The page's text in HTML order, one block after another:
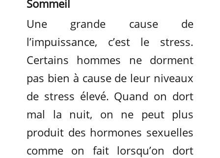
Sommeil
Une grande cause de
l’impuissance, c’est le stress.
Certains hommes ne dorment
pas bien à cause de leur niveaux
de stress élevé. Quand on dort
mal la nuit, on ne peut plus
produit des hormones sexuelles
comme on fait lorsqu’on dort